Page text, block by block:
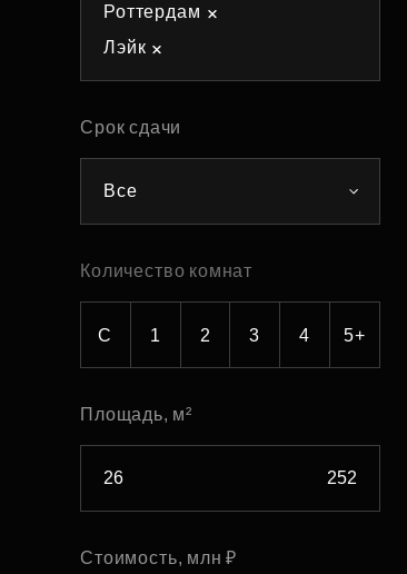
Роттердам
Лэйк
Срок сдачи
Все
Количество комнат
С 1 2 3 4 5+
Площадь, м²
Стоимость, млн ₽